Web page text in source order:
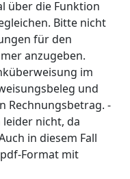
über die Funktion
Bitte nicht
für den
anzugeben.
im
und
Rechnungsbetrag. -
leider nicht, da
in diesem Fall
Format mit